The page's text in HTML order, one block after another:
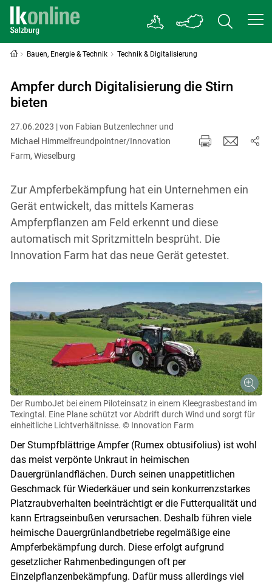
Bauen, Energie & Technik Technik & Digitalisierung
Ampfer durch Digitalisierung die Stirn
bieten
27.06.2023 | von Fabian Butzenlechner und
Michael Himmelfreundpointner/Innovation
Farm, Wieselburg
Zur Ampferbekämpfung hat ein Unternehmen ein
Gerät entwickelt, das mittels Kameras
Ampferpflanzen am Feld erkennt und diese
automatisch mit Spritzmitteln besprüht. Die
Innovation Farm hat das neue Gerät getestet.
Der RumboJet bei einem Piloteinsatz in einem Kleegrasbestand im
Texingtal. Eine Plane schützt vor Abdrift durch Wind und sorgt für
einheitliche Lichtverhältnisse. © Innovation Farm
Der Stumpfblättrige Ampfer (Rumex obtusifolius) ist wohl
das meist verpönte Unkraut in heimischen
Dauergrünlandflächen. Durch seinen unappetitlichen
Geschmack für Wiederkäuer und sein konkurrenzstarkes
Platzraubverhalten beeinträchtigt er die Futterqualität und
kann Ertragseinbußen verursachen. Deshalb führen viele
heimische Dauergrünlandbetriebe regelmäßige eine
Ampferbekämpfung durch. Diese erfolgt aufgrund
gesetzlicher Rahmenbedingungen oft per
Einzelpflanzenbekämpfung. Dafür muss allerdings viel